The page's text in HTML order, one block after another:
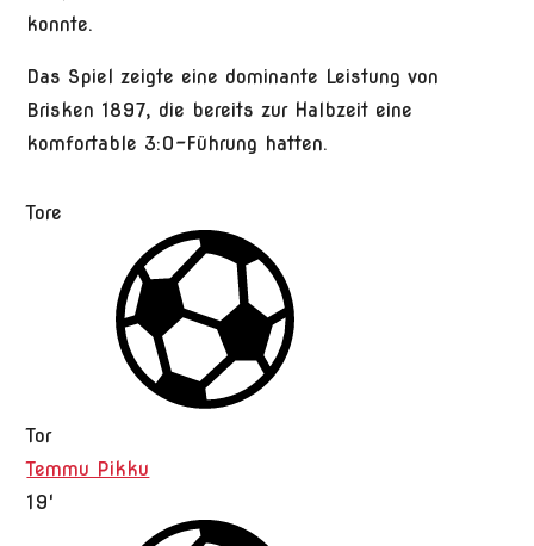
konnte.
Das Spiel zeigte eine dominante Leistung von
Brisken 1897, die bereits zur Halbzeit eine
komfortable 3:0-Führung hatten.
Tore
Tor
Temmu Pikku
19'